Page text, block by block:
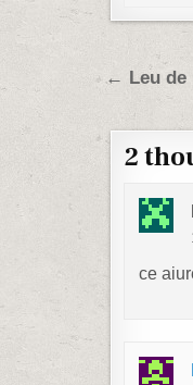
Post
← Leu de
2
ce